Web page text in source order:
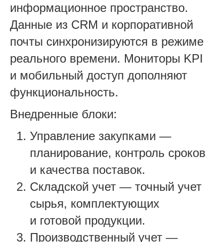
информационное пространство.
Данные из CRM и корпоративной
почты синхронизируются в режиме
реального времени. Мониторы KPI
и мобильный доступ дополняют
функциональность.
Внедренные блоки:
Управление закупками —
планирование, контроль сроков
и качества поставок.
Складской учет — точный учет
сырья, комплектующих
и готовой продукции.
Производственный учет —